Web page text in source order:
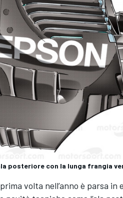
posteriore con la lunga frangia
volta nell’anno è parsa